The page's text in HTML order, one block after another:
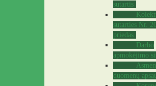
sutartis
sutarties Nr.
priedas
Darbo
apmokėjimo
duomenų